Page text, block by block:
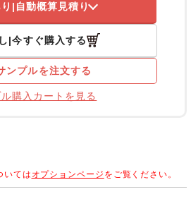
自動概算見積り
今すぐ購入する
ンプルを注文する
購入カートを見る
いては オプションページ をご覧ください。